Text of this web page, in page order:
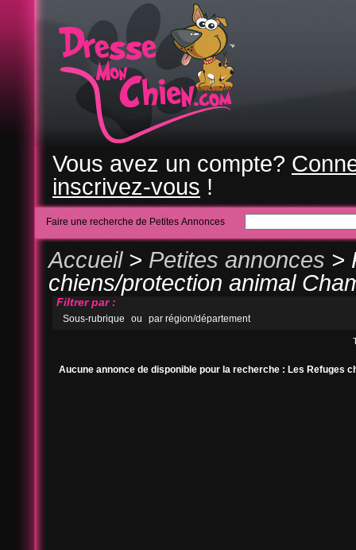
Vous avez un compte?
inscrivez-vous !
Faire une recherche de Petites Annonces
Accueil> Petites annonces >
chiens/protection animal
Filtrer par :
Sous-rubrique ou par région/département
Aucune annonce de disponible pour la recherche : Les Refuges